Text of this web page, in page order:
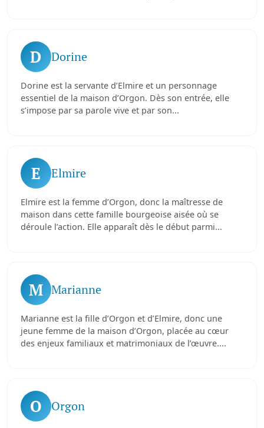
D Dorine
Dorine est la servante d’Elmire et un personnage
essentiel de la maison d’Orgon. Dès son entrée, elle
s’impose par sa parole vive et par son...
E Elmire
Elmire est la femme d’Orgon, donc la maîtresse de
maison dans cette famille bourgeoise aisée où se
déroule l’action. Elle apparaît dès le début parmi...
M Marianne
Marianne est la fille d’Orgon et d’Elmire, donc une
jeune femme de la maison d’Orgon, placée au cœur
des enjeux familiaux et matrimoniaux de l’œuvre....
O Orgon